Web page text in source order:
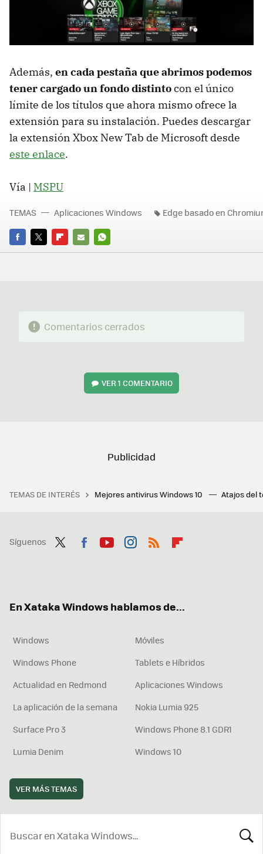
Además, en cada pestaña que abrimos podemos
tener cargado un fondo distintocon el único
límite de los títulos que ahora mismo ofrece la
extensión para su instalación. Puedes descargar
la extensión Xbox New Tab de Microsoft desde
este enlace.
Vía | MSPU
FACEBOOK
TWITTERFLIPBOARD
E-
WHATSAPP
TEMAS Aplicaciones Windows Edge basado en
Comentarios cerrados
VER1 COMENTARIO
TEMAS DE INTERÉS Mejores antivirus Windows 10 Atajos del
Síguenos
En Xataka Windows hablamos de...
Windows
Móviles
Windows Phone
Tablets e Híbridos
Actualidad en Redmond
Aplicaciones Windows
La aplicación de la semana
Nokia Lumia 925
Surface Pro 3
Windows Phone 8.1 GDR1
Lumia Denim
Windows 10
VER MÁS TEMAS